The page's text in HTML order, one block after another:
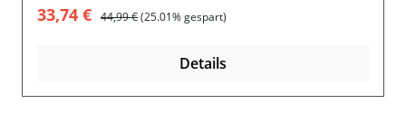
Verkaufspreis:
33,74 € Regulärer Preis:
44,99 €(25.01% gespart)
Details